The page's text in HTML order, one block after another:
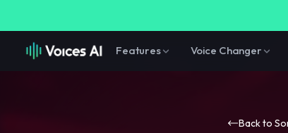
Features Voice Changer
Back to